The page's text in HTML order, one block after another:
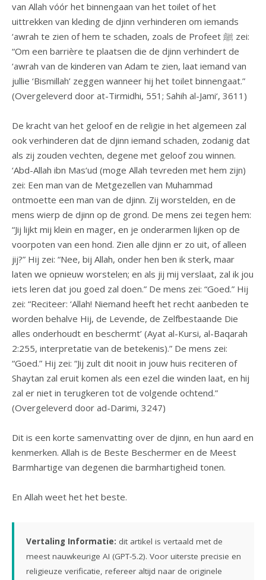
van Allah vóór het binnengaan van het toilet of het
uittrekken van kleding de djinn verhinderen om iemands
‘awrah te zien of hem te schaden, zoals de Profeet ﷺ zei:
“Om een barrière te plaatsen die de djinn verhindert de
‘awrah van de kinderen van Adam te zien, laat iemand van
jullie ‘Bismillah’ zeggen wanneer hij het toilet binnengaat.”
(Overgeleverd door at-Tirmidhi, 551; Sahih al-Jami‘, 3611)
De kracht van het geloof en de religie in het algemeen zal
ook verhinderen dat de djinn iemand schaden, zodanig dat
als zij zouden vechten, degene met geloof zou winnen.
‘Abd-Allah ibn Mas‘ud (moge Allah tevreden met hem zijn)
zei: Een man van de Metgezellen van Muhammad
ontmoette een man van de djinn. Zij worstelden, en de
mens wierp de djinn op de grond. De mens zei tegen hem:
“Jij lijkt mij klein en mager, en je onderarmen lijken op de
voorpoten van een hond. Zien alle djinn er zo uit, of alleen
jij?” Hij zei: “Nee, bij Allah, onder hen ben ik sterk, maar
laten we opnieuw worstelen; en als jij mij verslaat, zal ik jou
iets leren dat jou goed zal doen.” De mens zei: “Goed.” Hij
zei: “Reciteer: ‘Allah! Niemand heeft het recht aanbeden te
worden behalve Hij, de Levende, de Zelfbestaande Die
alles onderhoudt en beschermt’ (Ayat al-Kursi, al-Baqarah
2:255, interpretatie van de betekenis).” De mens zei:
“Goed.” Hij zei: “Jij zult dit nooit in jouw huis reciteren of
Shaytan zal eruit komen als een ezel die winden laat, en hij
zal er niet in terugkeren tot de volgende ochtend.”
(Overgeleverd door ad-Darimi, 3247)
Dit is een korte samenvatting over de djinn, en hun aard en
kenmerken. Allah is de Beste Beschermer en de Meest
Barmhartige van degenen die barmhartigheid tonen.
En Allah weet het het beste.
Vertaling Informatie: dit artikel is vertaald met de
meest nauwkeurige AI (GPT-5.2). Voor uiterste precisie en
religieuze verificatie, refereer altijd naar de originele